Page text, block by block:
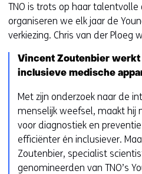
TNO is trots op haar
organiseren we elk jaar de
verkiezing. Chris van der Ploeg
Vincent Zoutenbier werkt
inclusieve medische
Met zijn onderzoek naar de
menselijk weefsel, maakt hij
voor diagnostiek en
efficiënter én inclusiever.
Zoutenbier, specialist
genomineerden van TNO’s